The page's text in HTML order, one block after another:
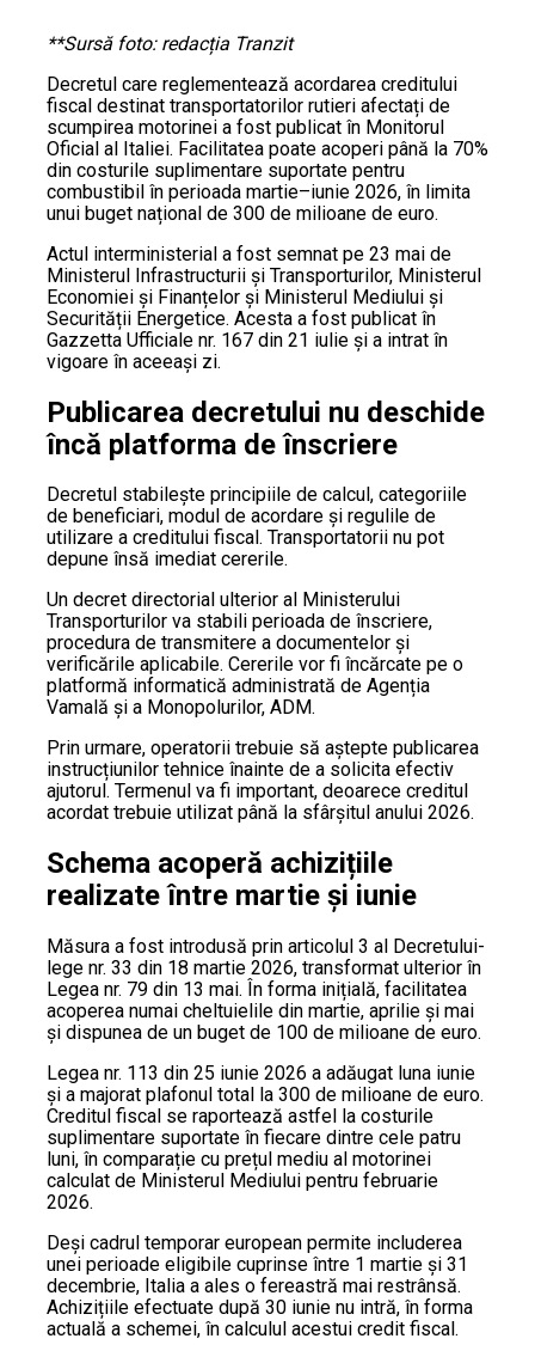
**Sursă foto: redacția Tranzit
Decretul care reglementează acordarea creditului
fiscal destinat transportatorilor rutieri afectați de
scumpirea motorinei a fost publicat în Monitorul
Oficial al Italiei. Facilitatea poate acoperi până la 70%
din costurile suplimentare suportate pentru
combustibil în perioada martie–iunie 2026, în limita
unui buget național de 300 de milioane de euro.
Actul interministerial a fost semnat pe 23 mai de
Ministerul Infrastructurii și Transporturilor, Ministerul
Economiei și Finanțelor și Ministerul Mediului și
Securității Energetice. Acesta a fost publicat în
Gazzetta Ufficiale nr. 167 din 21 iulie și a intrat în
vigoare în aceeași zi.
Publicarea decretului nu deschide
încă platforma de înscriere
Decretul stabilește principiile de calcul, categoriile
de beneficiari, modul de acordare și regulile de
utilizare a creditului fiscal. Transportatorii nu pot
depune însă imediat cererile.
Un decret directorial ulterior al Ministerului
Transporturilor va stabili perioada de înscriere,
procedura de transmitere a documentelor și
verificările aplicabile. Cererile vor fi încărcate pe o
platformă informatică administrată de Agenția
Vamală și a Monopolurilor, ADM.
Prin urmare, operatorii trebuie să aștepte publicarea
instrucțiunilor tehnice înainte de a solicita efectiv
ajutorul. Termenul va fi important, deoarece creditul
acordat trebuie utilizat până la sfârșitul anului 2026.
Schema acoperă achizițiile
realizate între martie și iunie
Măsura a fost introdusă prin articolul 3 al Decretului-
lege nr. 33 din 18 martie 2026, transformat ulterior în
Legea nr. 79 din 13 mai. În forma inițială, facilitatea
acoperea numai cheltuielile din martie, aprilie și mai
și dispunea de un buget de 100 de milioane de euro.
Legea nr. 113 din 25 iunie 2026 a adăugat luna iunie
și a majorat plafonul total la 300 de milioane de euro.
Creditul fiscal se raportează astfel la costurile
suplimentare suportate în fiecare dintre cele patru
luni, în comparație cu prețul mediu al motorinei
calculat de Ministerul Mediului pentru februarie
2026.
Deși cadrul temporar european permite includerea
unei perioade eligibile cuprinse între 1 martie și 31
decembrie, Italia a ales o fereastră mai restrânsă.
Achizițiile efectuate după 30 iunie nu intră, în forma
actuală a schemei, în calculul acestui credit fiscal.